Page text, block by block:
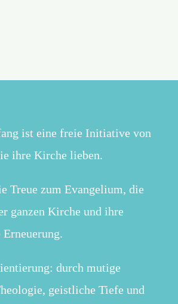
ist eine freie Initiative von
ihre Kirche lieben.
Treue zum Evangelium, die
ganzen Kirche und ihre
durch mutige
geistliche Tiefe und